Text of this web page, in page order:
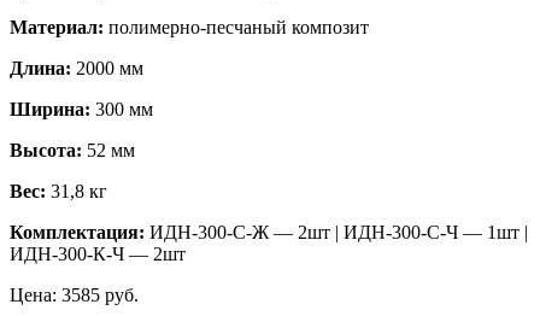
Материал: полимерно-песчаный композит
Длина: 2000 мм
Ширина: 300 мм
Высота: 52 мм
Вес: 31,8 кг
Комплектация: ИДН-300-С-Ж — 2шт | ИДН-300-С-Ч — 1шт |
ИДН-300-К-Ч — 2шт
Цена: 3585 руб.